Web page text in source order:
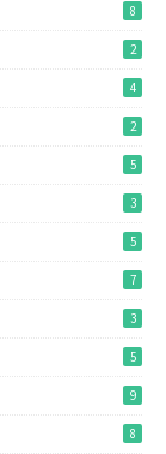
8
2
4
2
5
3
5
7
3
5
9
8